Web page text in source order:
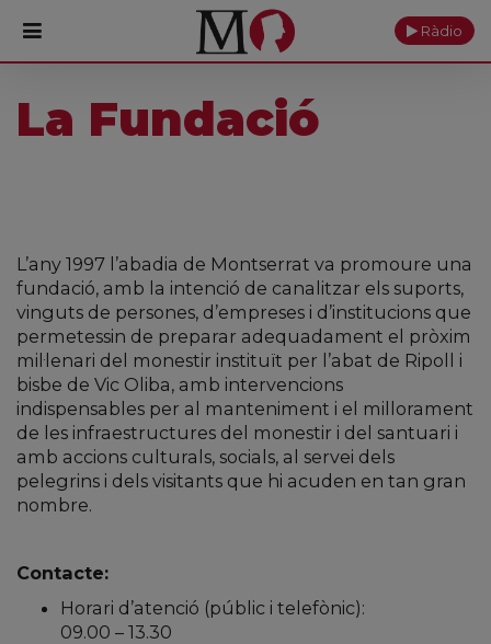
PORTADA
Actualitat
Fundació
Visita'ns
Ofrenes
Reserves
Ràdio
La Fundació
L’any 1997 l’abadia de Montserrat va promoure una
fundació, amb la intenció de canalitzar els suports,
vinguts de persones, d’empreses i d’institucions que
permetessin de preparar adequadament el pròxim
mil·lenari del monestir instituït per l’abat de Ripoll i
bisbe de Vic Oliba, amb intervencions
indispensables per al manteniment i el millorament
de les infraestructures del monestir i del santuari i
amb accions culturals, socials, al servei dels
pelegrins i dels visitants que hi acuden en tan gran
nombre.
Contacte:
Horari d’atenció (públic i telefònic):
09.00 – 13.30